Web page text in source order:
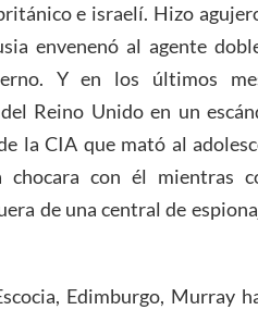
e israelí. Hizo
envenenó al agente
Y en los últimos
Reino Unido en un
la CIA que mató al
chocara con él mientras
de una central de
Edimburgo, Murray